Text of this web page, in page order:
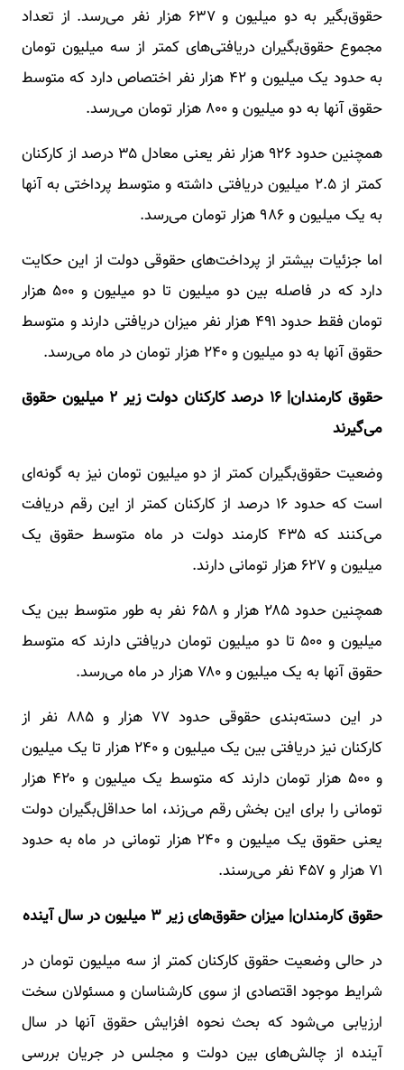
حقوق‌بگیر به دو میلیون و ۶۳۷ هزار نفر می‌رسد. از تعداد
مجموع حقوق‌بگیران دریافتی‌های کمتر از سه میلیون تومان
به حدود یک میلیون و ۴۲ هزار نفر اختصاص دارد که متوسط
حقوق آنها به دو میلیون و ۸۰۰ هزار تومان می‌رسد.
همچنین حدود ۹۲۶ هزار نفر یعنی معادل ۳۵ درصد از کارکنان
کمتر از ۲.۵ میلیون دریافتی داشته و متوسط پرداختی به آنها
به یک میلیون و ۹۸۶ هزار تومان می‌رسد.
اما جزئیات بیشتر از پرداخت‌های حقوقی دولت از این حکایت
دارد که در فاصله بین دو میلیون تا دو میلیون و ۵۰۰ هزار
تومان فقط حدود ۴۹۱ هزار نفر میزان دریافتی دارند و متوسط
حقوق آنها به دو میلیون و ۲۴۰ هزار تومان در ماه می‌رسد.
حقوق کارمندان| ۱۶ درصد کارکنان دولت زیر ۲ میلیون حقوق
می‌گیرند
وضعیت حقوق‌بگیران کمتر از دو میلیون تومان نیز به گونه‌ای
است که حدود ۱۶ درصد از کارکنان کمتر از این رقم دریافت
می‌کنند که ۴۳۵ کارمند دولت در ماه متوسط حقوق یک
میلیون و ۶۲۷ هزار تومانی دارند.
همچنین حدود ۲۸۵ هزار و ۶۵۸ نفر به طور متوسط بین یک
میلیون و ۵۰۰ تا دو میلیون تومان دریافتی دارند که متوسط
حقوق آنها به یک میلیون و ۷۸۰ هزار در ماه می‌رسد.
در این دسته‌بندی حقوقی حدود ۷۷ هزار و ۸۸۵ نفر از
کارکنان نیز دریافتی بین یک میلیون و ۲۴۰ هزار تا یک میلیون
و ۵۰۰ هزار تومان دارند که متوسط یک میلیون و ۴۲۰ هزار
تومانی را برای این بخش رقم می‌زند، اما حداقل‌بگیران دولت
یعنی حقوق یک میلیون و ۲۴۰ هزار تومانی در ماه به حدود
۷۱ هزار و ۴۵۷ نفر می‌رسند.
حقوق کارمندان| میزان حقوق‌های زیر ۳ میلیون در سال آینده
در حالی وضعیت حقوق کارکنان کمتر از سه میلیون تومان در
شرایط موجود اقتصادی از سوی کارشناسان و مسئولان سخت
ارزیابی می‌شود که بحث نحوه افزایش حقوق آنها در سال
آینده از چالش‌های بین دولت و مجلس در جریان بررسی